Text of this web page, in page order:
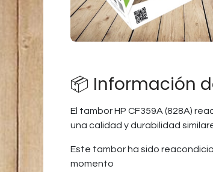
📦 Información
El tambor HP CF359A (828A)
una calidad y durabilidad
Este tambor ha sido
momento